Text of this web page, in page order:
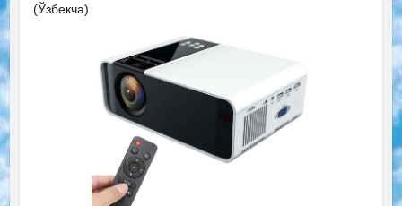
(Ўзбекча)